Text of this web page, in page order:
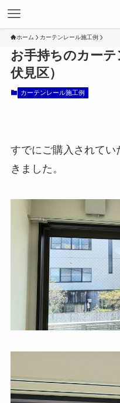
ホーム カーテンレール施工例
お手持ちのカー
伏見区）
カーテンレール施工例
すでにご購入されて
きました。